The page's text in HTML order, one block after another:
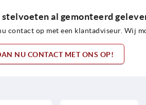
al gemonteerd
contact op met een klantadviseur. Wij
NU CONTACT MET ONS OP!